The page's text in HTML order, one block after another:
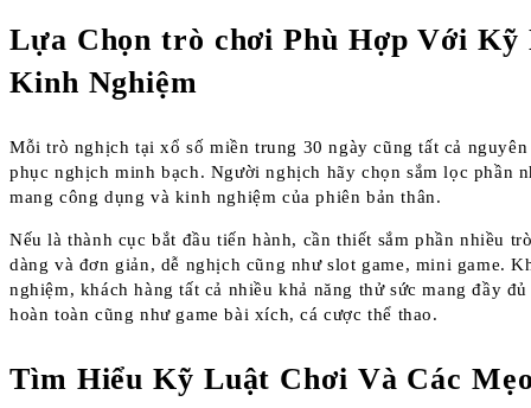
Lựa Chọn trò chơi Phù Hợp Với Kỹ
Kinh Nghiệm
Mỗi trò nghịch tại xổ số miền trung 30 ngày cũng tất cả
phục nghịch minh bạch. Người nghịch hãy chọn sắm lọc phần
mang công dụng và kinh nghiệm của phiên bản thân.
Nếu là thành cục bắt đầu tiến hành, cần thiết sắm phần nhiều
dàng và đơn giản, dễ nghịch cũng như slot game, mini game.
nghiệm, khách hàng tất cả nhiều khả năng thử sức mang đầy
hoàn toàn cũng như game bài xích, cá cược thể thao.
Tìm Hiểu Kỹ Luật Chơi Và Các